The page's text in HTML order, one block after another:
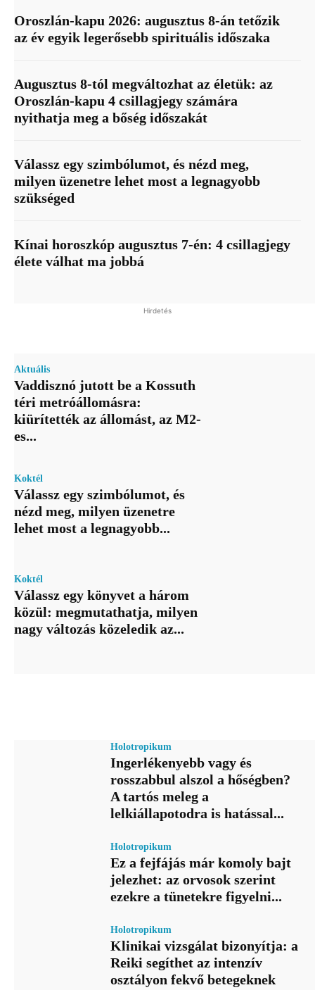
Oroszlán-kapu 2026: augusztus 8-án tetőzik
az év egyik legerősebb spirituális időszaka
Augusztus 8-tól megváltozhat az életük: az
Oroszlán-kapu 4 csillagjegy számára
nyithatja meg a bőség időszakát
Válassz egy szimbólumot, és nézd meg,
milyen üzenetre lehet most a legnagyobb
szükséged
Kínai horoszkóp augusztus 7-én: 4 csillagjegy
élete válhat ma jobbá
Hirdetés
Aktuális
Vaddisznó jutott be a Kossuth
téri metróállomásra:
kiürítették az állomást, az M2-
es...
Koktél
Válassz egy szimbólumot, és
nézd meg, milyen üzenetre
lehet most a legnagyobb...
Koktél
Válassz egy könyvet a három
közül: megmutathatja, milyen
nagy változás közeledik az...
Holotropikum
Ingerlékenyebb vagy és
rosszabbul alszol a hőségben?
A tartós meleg a
lelkiállapotodra is hatással...
Holotropikum
Ez a fejfájás már komoly bajt
jelezhet: az orvosok szerint
ezekre a tünetekre figyelni...
Holotropikum
Klinikai vizsgálat bizonyítja: a
Reiki segíthet az intenzív
osztályon fekvő betegeknek